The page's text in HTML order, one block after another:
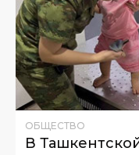
ОБЩЕСТВО
В